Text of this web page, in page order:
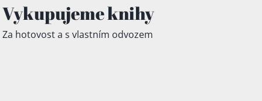
Vykupujeme knihy
Za hotovost a s vlastním odvozem